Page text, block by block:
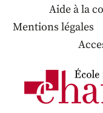
Aide à la
Mentions légales